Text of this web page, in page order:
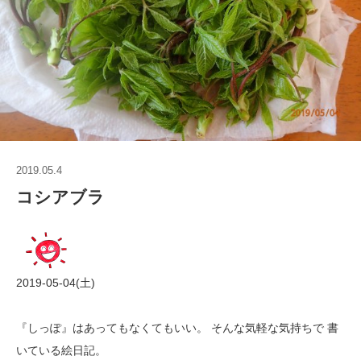
2019.05.4
コシアブラ
2019-05-04(土)
『しっぽ』はあってもなくてもいい。 そんな気軽な気持ちで 書
いている絵日記。